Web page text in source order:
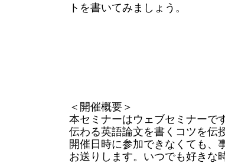
トを書いてみましょう。
＜開催概要＞
本セミナーはウェブセミナーです
伝わる英語論文を書くコツを伝
開催日時に参加できなくても、
お送りします。いつでも好きな